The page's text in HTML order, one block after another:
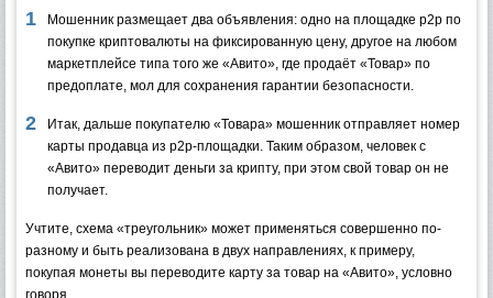
Мошенник размещает два объявления: одно на площадке p2p по
покупке криптовалюты на фиксированную цену, другое на любом
маркетплейсе типа того же «Авито», где продаёт «Товар» по
предоплате, мол для сохранения гарантии безопасности.
Итак, дальше покупателю «Товара» мошенник отправляет номер
карты продавца из p2p-площадки. Таким образом, человек с
«Авито» переводит деньги за крипту, при этом свой товар он не
получает.
Учтите, схема «треугольник» может применяться совершенно по-
разному и быть реализована в двух направлениях, к примеру,
покупая монеты вы переводите карту за товар на «Авито», условно
говоря.